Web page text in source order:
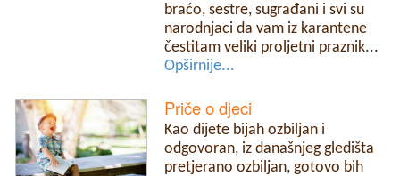
braćo, sestre, sugrađani i svi su
narodnjaci da vam iz karantene
čestitam veliki proljetni praznik...
Opširnije...
Priče o djeci
Kao dijete bijah ozbiljan i
odgovoran, iz današnjeg gledišta
pretjerano ozbiljan, gotovo bih